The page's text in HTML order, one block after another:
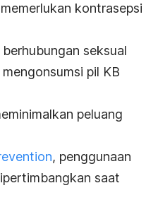
kontrasepsi
seksual
pil KB
peluang
, penggunaan
saat